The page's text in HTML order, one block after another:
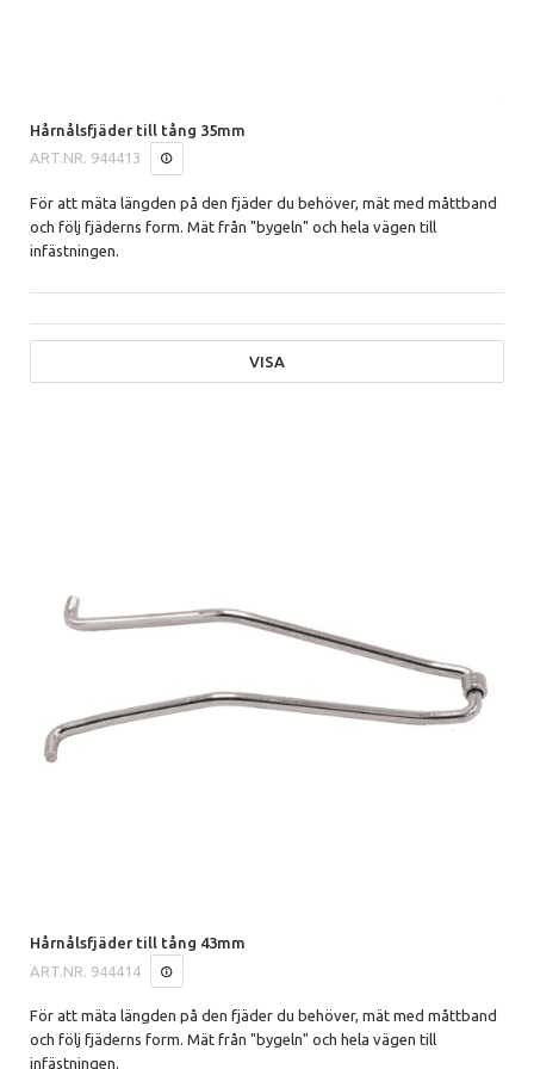
Hårnålsfjäder till tång 35mm
ART.NR. 944413
För att mäta längden på den fjäder du behöver, mät med måttband
och följ fjäderns form. Mät från "bygeln" och hela vägen till
infästningen.
VISA
Hårnålsfjäder till tång 43mm
ART.NR. 944414
För att mäta längden på den fjäder du behöver, mät med måttband
och följ fjäderns form. Mät från "bygeln" och hela vägen till
infästningen.